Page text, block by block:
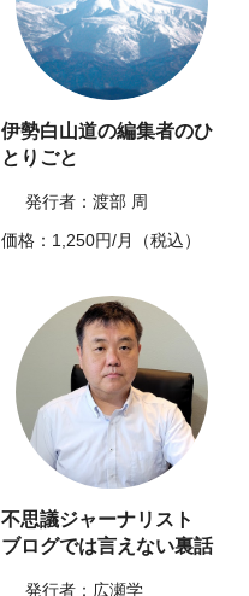
伊勢白山道の編集者のひ
とりごと
発行者：渡部 周
価格：1,250円/月（税込）
不思議ジャーナリスト
ブログでは言えない裏話
発行者：広瀬学